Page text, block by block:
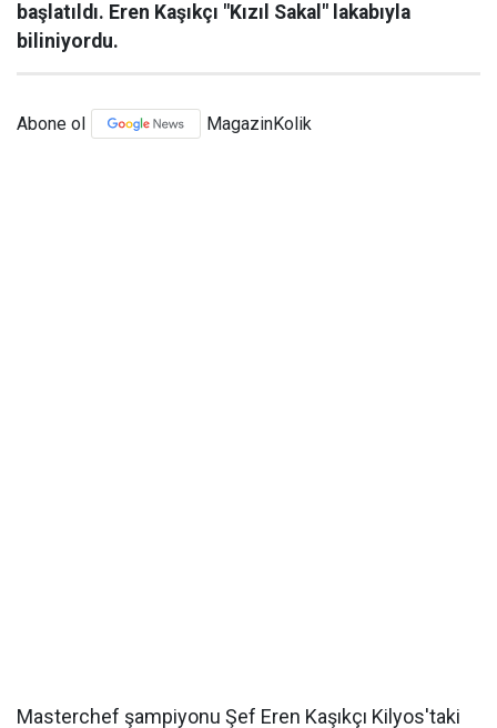
başlatıldı. Eren Kaşıkçı "Kızıl Sakal" lakabıyla
biliniyordu.
Abone ol MagazinKolik
Masterchef şampiyonu Şef Eren Kaşıkçı Kilyos'taki